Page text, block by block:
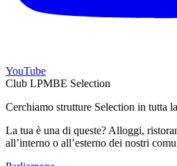
YouTube
Club LPMBE Selection
Cerchiamo strutture Selection in tutta
La tua è una di queste? Alloggi,
all’interno o all’esterno dei nostri